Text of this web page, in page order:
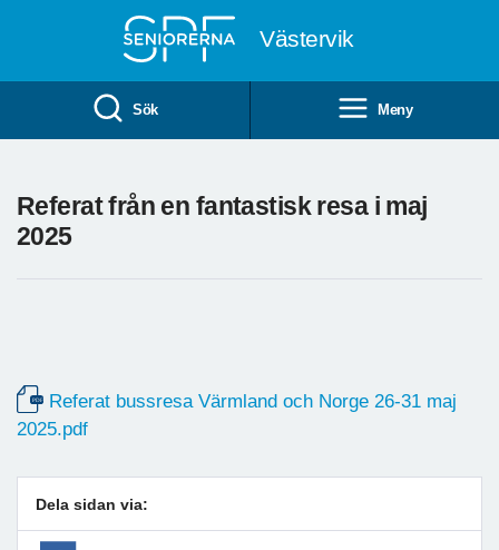
Västervik
Sök Meny
Referat från en fantastisk resa i maj
2025
Referat bussresa Värmland och Norge 26-31 maj
2025.pdf
Dela sidan via: